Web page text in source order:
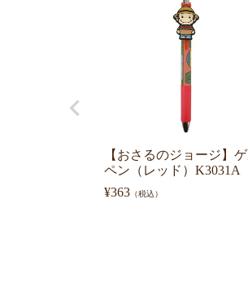
【おさるのジョージ】
ペン（レッド）K3031A
¥363 （税込）